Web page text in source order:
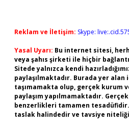
Reklam ve İletişim: Skype:
Yasal Uyarı: Bu internet sitesi,
veya şahıs şirketi ile hiçbir
Sitede yalnızca kendi
paylaşılmaktadır. Burada yer
taşımamakta olup, gerçek kurum
paylaşım yapılmamaktadır.
benzerlikleri tamamen
taslak halindedir ve tavsiye